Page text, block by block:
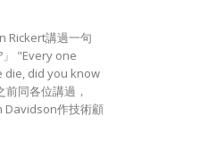
Rickert講過一句
」 "Every one
die, did you know
同各位講過，
Davidson作技術顧